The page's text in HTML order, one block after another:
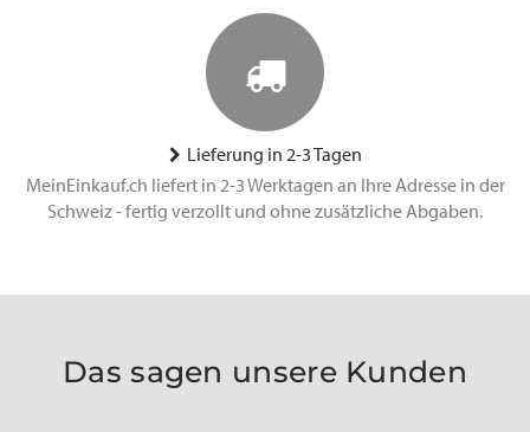
Lieferung in 2-3 Tagen
MeinEinkauf.ch liefert in 2-3 Werktagen an Ihre Adresse in der
Schweiz - fertig verzollt und ohne zusätzliche Abgaben.
Das sagen unsere Kunden